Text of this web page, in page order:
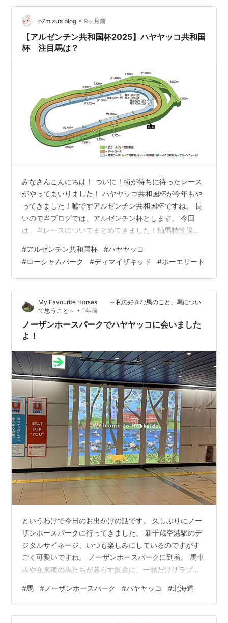
シックスティ ハヤヤッコ オーソリティ リバティアイラ
ンドの墓碑 ディアド・ブエ…
o7mizu’s blog • 9ヶ月前
【アルゼンチン共和国杯2025】ハヤヤッコ共和国
杯 注目馬は？
みなさんこんにちは！ ついに！街が待ちに待ったレース
がやってまいりました！ ハヤヤッコ共和国杯が今年もや
ってきました！嘘ですアルゼンチン共和国杯ですね。 長
いので当ブログでは、アルゼンチン杯とします。 今回
は、当レースについてまとめてきました！軸馬特性候補
「データから見て危ない系統」を見ていきましょう。 ブ
ログの構成は次のとおりです。 特徴 データ ①枠 ②血
統 ③年齢 ④脚質 🇦🇷アルゼンチン杯 とは？ 特徴 東京
競馬場 東京・芝2500mのG2レース コース上、2回坂を超
えるため、「スタミナ」が重要になる ハンデ戦で【上位
人気 ＋ 5…
#アルゼンチン共和国杯 #ハヤヤッコ
#ローシャムパーク #ディマイザキッド #ホーエリート
My Favourite Horses ～私の好きな馬のこと、馬につい
て思うこと～ • 1年前
ノーザンホースパークでハヤヤッコに会いました
よ！
というわけで今日のお出かけの話です。 久しぶりにノー
ザンホースパークに行ってきました。 新千歳空港駅のデ
ジタルサイネージ、いつも楽しみにしているのですがす
ごく可愛いですね。 ノーザンホースパークに到着。 馬車
馬や在来種の馬たちが暮らす厩舎に、一頭だけサラブレ
賛グイッポ中でした(^^;; 以前ここにいたラスカルスズカ
とお隣さんのアドマイヤボスが、揃ってグイッポしてた
のを思い出しました。 クマさん（上）とハッチ（下）。
#馬 # ノーザンホースパーク #ハヤヤッコ #北海道